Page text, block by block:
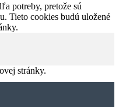
potreby, pretože sú
Tieto cookies budú uložené
stránky.